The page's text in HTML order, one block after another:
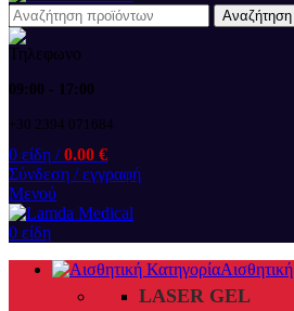
Αναζήτηση
09:00 - 17:00
+30 2394 071684
0 είδη / 0.00 €
Σύνδεση / εγγραφή
Μενού
0 είδη
Αισθητική
LASER GEL